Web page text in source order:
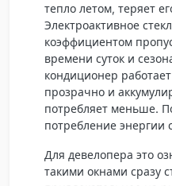
тепло летом, теряет
Электроактивное
коэффициентом
времени суток и
кондиционер
прозрачно и
потребляет меньше.
потребление энергии
Для девелопера это
такими окнами сразу